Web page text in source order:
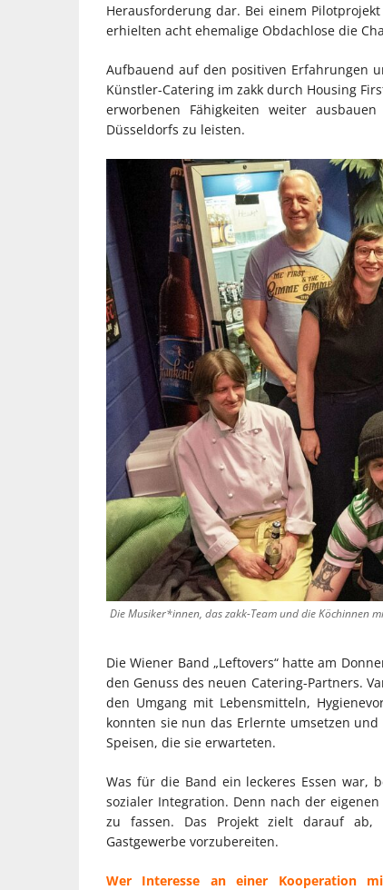
Herausforderung dar. Bei einem
erhielten acht ehemalige Obdachlose die
Aufbauend auf den positiven Erfahrungen
Künstler-Catering im zakk durch Housing
erworbenen Fähigkeiten weiter
Düsseldorfs zu leisten.
Die Musiker*innen, das zakk-Team und die Köchinnen
Die Wiener Band „Leftovers“ hatte am
den Genuss des neuen Catering-Partners.
den Umgang mit Lebensmitteln,
konnten sie nun das Erlernte umsetzen
Speisen, die sie erwarteten.
Was für die Band ein leckeres Essen war,
sozialer Integration. Denn nach der
zu fassen. Das Projekt zielt darauf ab,
Gastgewerbe vorzubereiten.
Wer Interesse an einer Kooperation